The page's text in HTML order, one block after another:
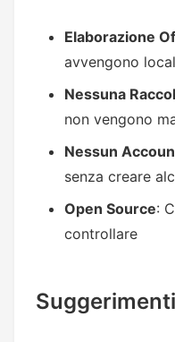
Elaborazione
avvengono
Nessuna
non vengono
Nessun
senza creare
Open Source:
controllare